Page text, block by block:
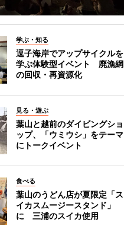
学ぶ・知る
逗子海岸でアップサイクルを
学ぶ体験型イベント 廃漁網
の回収・再資源化
見る・遊ぶ
葉山と越前のダイビングショ
ップ、「ウミウシ」をテーマ
にトークイベント
食べる
葉山のうどん店が夏限定「ス
イカスムージースタンド」
に 三浦のスイカ使用